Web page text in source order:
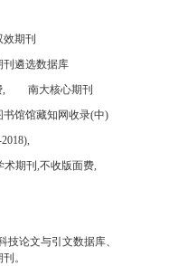
期刊
刊遴选数据库
南大核心期刊
馆馆藏知网收录(中)
期刊,不收版面费,
论文与引文数据库、
。